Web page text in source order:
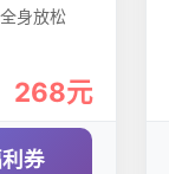
身放松
268元
券